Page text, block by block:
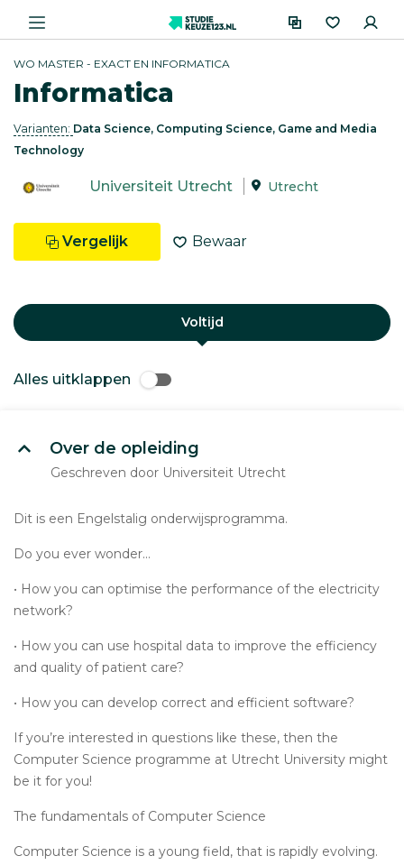
WO MASTER - EXACT EN INFORMATICA
Informatica
Varianten: Data Science, Computing Science, Game and Media
Technology
Universiteit Utrecht Utrecht
Vergelijk Bewaar
Voltijd
Alles uitklappen
Over de opleiding
Geschreven door Universiteit Utrecht
Dit is een Engelstalig onderwijsprogramma.
Do you ever wonder...
• How you can optimise the performance of the electricity
network?
• How you can use hospital data to improve the efficiency
and quality of patient care?
• How you can develop correct and efficient software?
If you’re interested in questions like these, then the
Computer Science programme at Utrecht University might
be it for you!
The fundamentals of Computer Science
Computer Science is a young field, that is rapidly evolving.